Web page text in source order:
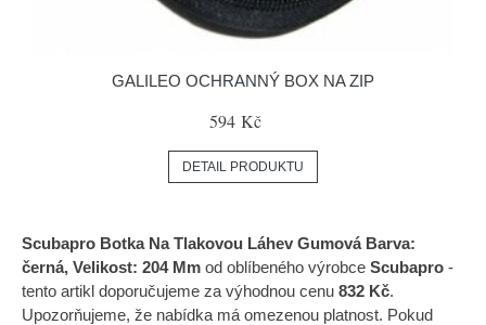
GALILEO OCHRANNÝ BOX NA ZIP
594 Kč
DETAIL PRODUKTU
Scubapro Botka Na Tlakovou Láhev Gumová Barva:
černá, Velikost: 204 Mm od oblíbeného výrobce Scubapro -
tento artikl doporučujeme za výhodnou cenu 832 Kč.
Upozorňujeme, že nabídka má omezenou platnost. Pokud